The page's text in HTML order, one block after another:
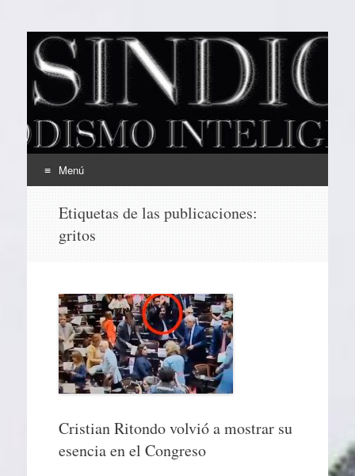
EL SINDICAL
Periodismo Inteligente
Menú
contenido
Etiquetas de las publicaciones:
gritos
Cristian Ritondo volvió a mostrar su
esencia en el Congreso